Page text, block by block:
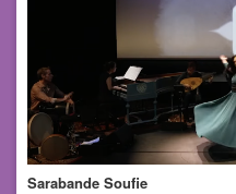
Sarabande Soufie